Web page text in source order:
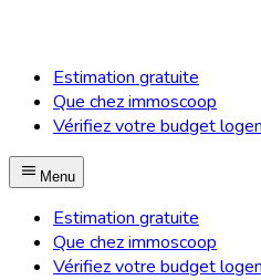
Estimation gratuite
Que chez immoscoop
Vérifiez votre budget
Menu
Estimation gratuite
Que chez immoscoop
Vérifiez votre budget